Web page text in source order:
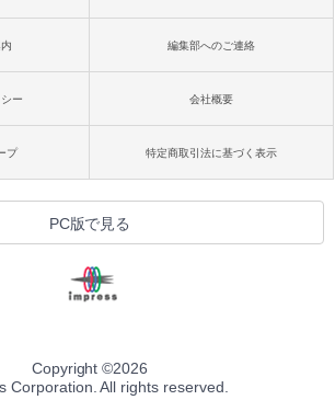
編集部へのご連絡
ー 会社概要
プ 特定商取引法に基づく表示
PC版で見る
Copyright ©2026
Corporation. All rights reserved.